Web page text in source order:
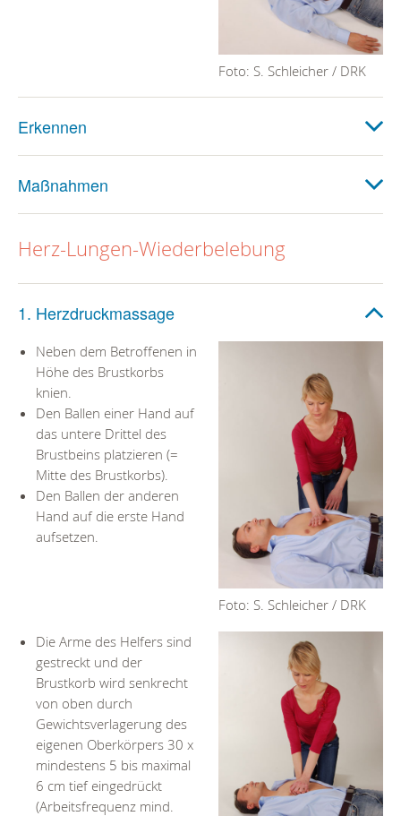
Foto: S. Schleicher / DRK
Erkennen
Maßnahmen
Herz-Lungen-Wiederbelebung
1. Herzdruckmassage
Foto: S. Schleicher / DRK
Neben dem Betroffenen in
Höhe des Brustkorbs
knien.
Den Ballen einer Hand auf
das untere Drittel des
Brustbeins platzieren (=
Mitte des Brustkorbs).
Den Ballen der anderen
Hand auf die erste Hand
aufsetzen.
Die Arme des Helfers sind
gestreckt und der
Brustkorb wird senkrecht
von oben durch
Gewichtsverlagerung des
eigenen Oberkörpers 30 x
mindestens 5 bis maximal
6 cm tief eingedrückt
(Arbeitsfrequenz mind.